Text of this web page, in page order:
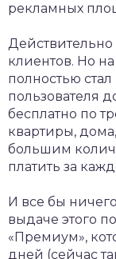
рекламных
клиентов. Но
полностью
пользователя
бесплатно по
квартиры,
большим
платить за
И все бы
выдаче этого
«Премиум»,
дней (сейчас